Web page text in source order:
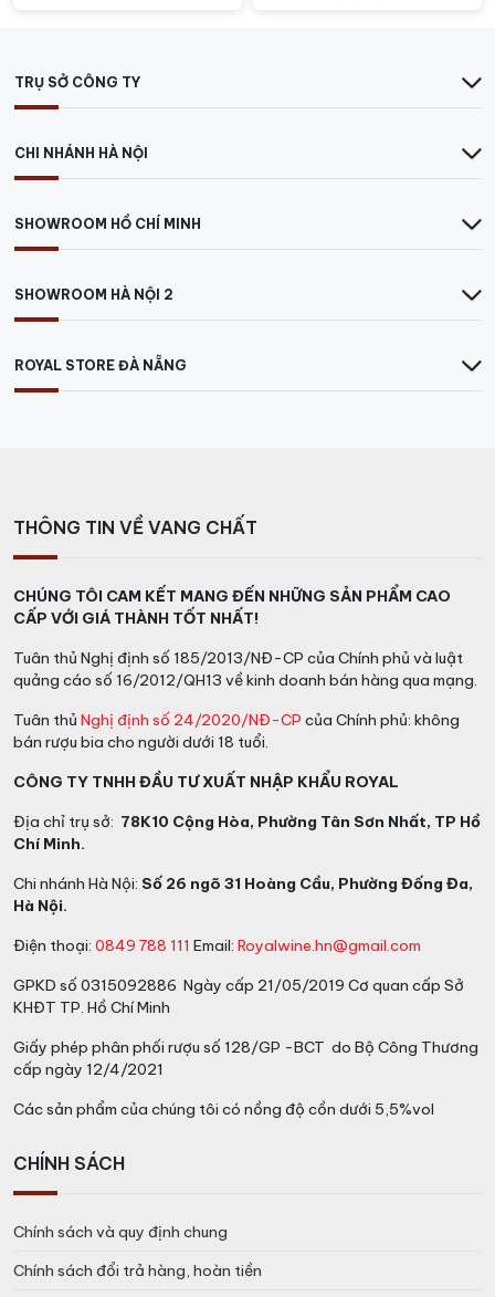
độ phục vụ lý tưởng là khoảng 16-18°C
Reserva Especial Cabernet Sauvignon không chỉ là sự
lựa chọn hoàn hảo cho các buổi tiệc và dịp đặc biệt,
mà còn là một người bạn đồng hành tuyệt vời cho mỗi
TRỤ SỞ CÔNG TY
CHI NHÁNH HÀ NỘI
SHOWROOM HỒ CHÍ MINH
SHOWROOM HÀ NỘI 2
ROYAL STORE ĐÀ NẴNG
THÔNG TIN VỀ VANG CHẤT
CHÚNG TÔI CAM KẾT MANG ĐẾN NHỮNG SẢN PHẨM CAO
CẤP VỚI GIÁ THÀNH TỐT NHẤT!
Tuân thủ Nghị định số 185/2013/NĐ-CP của Chính phủ và luật
quảng cáo số 16/2012/QH13 về kinh doanh bán hàng qua mạng.
Tuân thủ Nghị định số 24/2020/NĐ-CP của Chính phủ: không
bán rượu bia cho người dưới 18 tuổi.
CÔNG TY TNHH ĐẦU TƯ XUẤT NHẬP KHẨU ROYAL
Địa chỉ trụ sở: 78K10 Cộng Hòa, Phường Tân Sơn Nhất, TP Hồ
Chí Minh.
Chi nhánh Hà Nội: Số 26 ngõ 31 Hoàng Cầu, Phường Đống Đa,
Hà Nội.
Điện thoại: 0849 788 111 Email: Royalwine.hn@gmail.com
GPKD số 0315092886 Ngày cấp 21/05/2019 Cơ quan cấp Sở
KHĐT TP. Hồ Chí Minh
Giấy phép phân phối rượu số 128/GP -BCT do Bộ Công Thương
cấp ngày 12/4/2021
Các sản phẩm của chúng tôi có nồng độ cồn dưới 5,5%vol
CHÍNH SÁCH
Chính sách và quy định chung
Chính sách đổi trả hàng, hoàn tiền